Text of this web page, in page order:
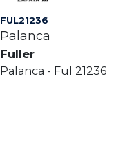
FUL21236
Palanca
Fuller
Palanca - Ful 21236